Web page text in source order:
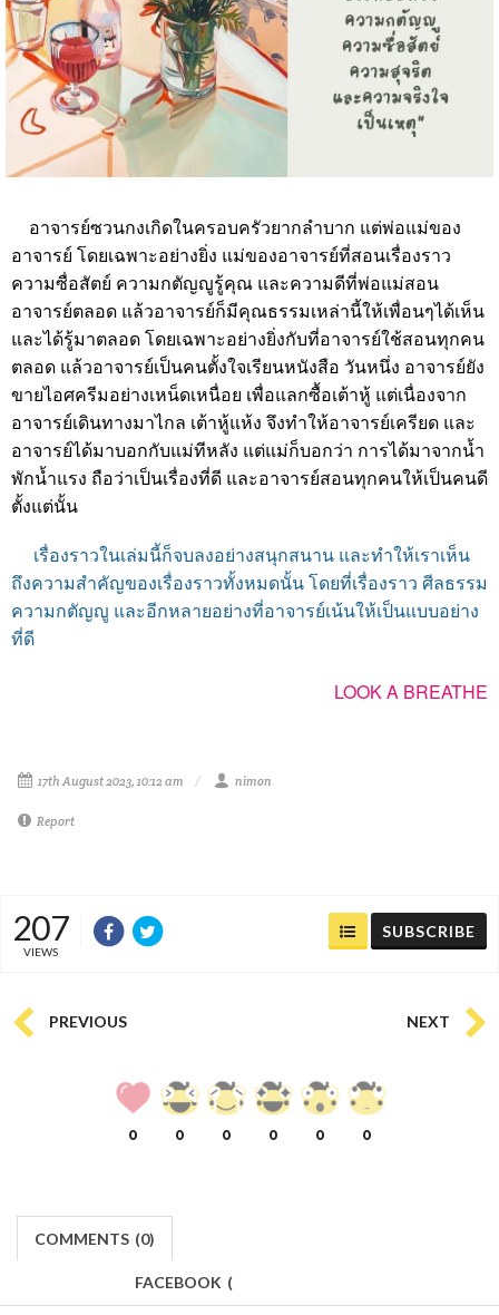
อาจารย์ซวนกงเกิดในครอบครัวยากลำบาก แต่พ่อแม่ของ
อาจารย์ โดยเฉพาะอย่างยิ่ง แม่ของอาจารย์ที่สอนเรื่องราว
ความซื่อสัตย์ ความกตัญญูรู้คุณ และความดีที่พ่อแม่สอน
อาจารย์ตลอด แล้วอาจารย์ก็มีคุณธรรมเหล่านี้ให้เพื่อนๆได้เห็น
และได้รู้มาตลอด โดยเฉพาะอย่างยิ่งกับที่อาจารย์ใช้สอนทุกคน
ตลอด แล้วอาจารย์เป็นคนตั้งใจเรียนหนังสือ วันหนึ่ง อาจารย์ยัง
ขายไอศครีมอย่างเหน็ดเหนื่อย เพื่อแลกซื้อเต้าหู้ แต่เนื่องจาก
อาจารย์เดินทางมาไกล เต้าหู้แห้ง จึงทำให้อาจารย์เครียด และ
อาจารย์ได้มาบอกกับแม่ทีหลัง แต่แม่ก็บอกว่า การได้มาจากน้ำ
พักน้ำแรง ถือว่าเป็นเรื่องที่ดี และอาจารย์สอนทุกคนให้เป็นคนดี
ตั้งแต่นั้น
เรื่องราวในเล่มนี้ก็จบลงอย่างสนุกสนาน และทำให้เราเห็น
ถึงความสำคัญของเรื่องราวทั้งหมดนั้น โดยที่เรื่องราว ศีลธรรม
ความกตัญญู และอีกหลายอย่างที่อาจารย์เน้นให้เป็นแบบอย่าง
ที่ดี
LOOK A BREATHE
17th August 2023, 10:12 am nimon
Report
207
VIEWS
SUBSCRIBE
PREVIOUS NEXT
0 0 0 0 0 0
COMMENTS (0)
FACEBOOK (